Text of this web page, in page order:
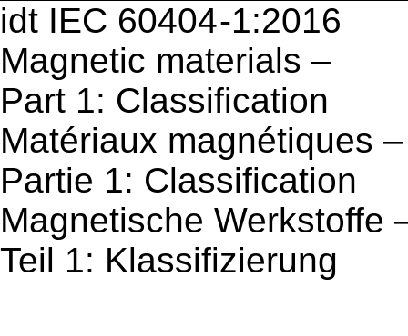
idt IEC 60404-1:2016
Magnetic materials –
Part 1: Classification
Matériaux magnétiques –
Partie 1: Classification
Magnetische Werkstoffe
Teil 1: Klassifizierung